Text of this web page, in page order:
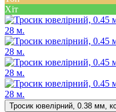
Хіт
Тросик ювелірний, 0.38 мм,